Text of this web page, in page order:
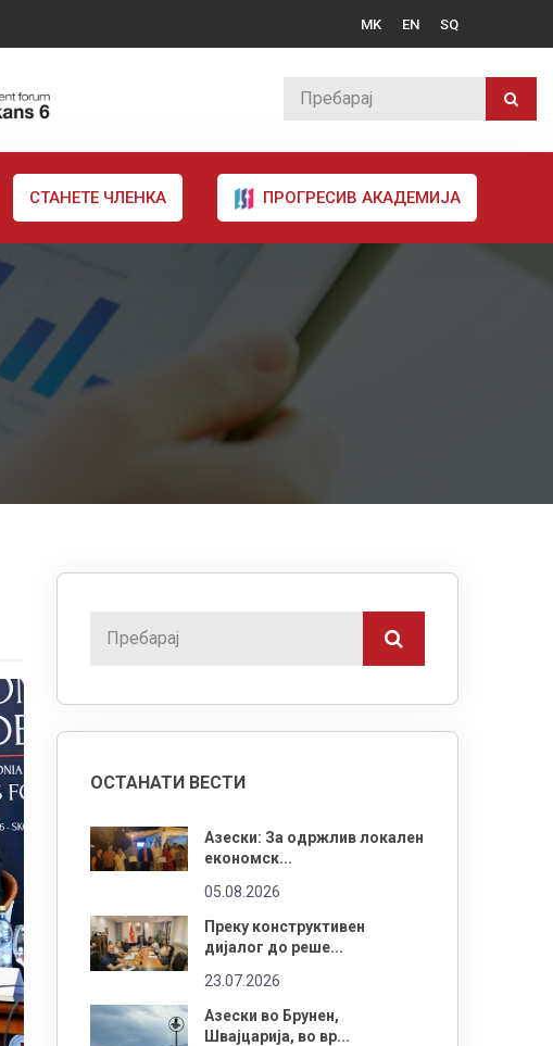
MK EN SQ
СТАНЕТЕ ЧЛЕНКА ПРОГРЕСИВ АКАДЕМИЈА
ОСТАНАТИ ВЕСТИ
Азески: За одржлив локален
економск...
05.08.2026
Преку конструктивен
дијалог до реше...
23.07.2026
Азески во Брунен,
Швајцарија, во вр...